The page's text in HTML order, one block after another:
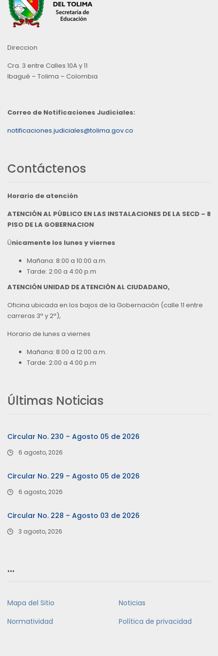
Direccion
Cra. 3 entre Calles 10A y 11
Ibagué – Tolima – Colombia
Correo de Notificaciones Judiciales:
notificaciones.judiciales@tolima.gov.co
Contáctenos
Horario de atención
ATENCIÓN AL PÚBLICO EN LAS INSTALACIONES DE LA SECD – 8
PISO DE LA GOBERNACION
Únicamente los lunes y viernes
Mañana: 8:00 a 10:00 a.m.
Tarde: 2:00 a 4:00 p.m
ATENCIÓN UNIDAD DE ATENCIÓN AL CIUDADANO,
Oficina ubicada en los bajos de la Gobernación (calle 11 entre
carreras 3ª y 2ª),
Horario de lunes a viernes
Mañana: 8:00 a 12:00 a.m.
Tarde: 2:00 a 4:00 p.m
Últimas Noticias
Circular No. 230 – Agosto 05 de 2026
6 agosto, 2026
Circular No. 229 – Agosto 05 de 2026
6 agosto, 2026
Circular No. 228 – Agosto 03 de 2026
3 agosto, 2026
…
Mapa del Sitio
Noticias
Normatividad
Política de privacidad